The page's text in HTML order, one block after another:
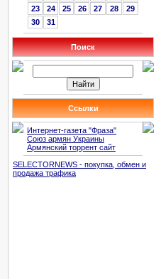
23
24 25 26 27 28
29
30
31
Поиск
Ссылки
Интернет-газета "Фраза"
Союз армян Украины
Армянский торрент сайт
SELECTORNEWS - покупка, обмен и
продажа трафика